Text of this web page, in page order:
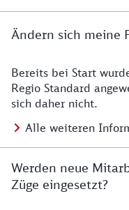
Ändern sich meine
Details zu
Bereits bei Start
Regio Standard
sich daher nicht.
Alle weiteren
Werden neue
Züge eingesetzt?